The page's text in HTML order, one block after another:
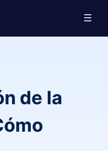
de la